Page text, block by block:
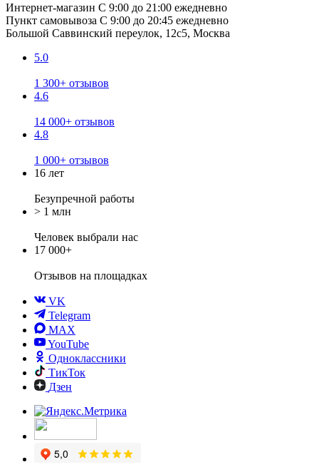
Интернет-магазин С 9:00 до 21:00 ежедневно
Пункт самовывоза С 9:00 до 20:45 ежедневно
Большой Саввинский переулок, 12с5, Москва
5.0
1 300+ отзывов
4.6
14 000+ отзывов
4.8
1 000+ отзывов
16 лет
Безупречной работы
> 1 млн
Человек выбрали нас
17 000+
Отзывов на площадках
VK
Telegram
MAX
YouTube
Одноклассники
ТикТок
Дзен